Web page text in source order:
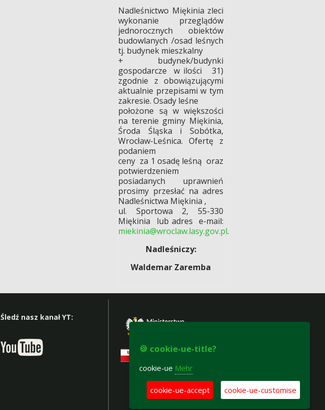
Nadleśnictwo Miękinia zleci
wykonanie przeglądów
jednorocznych obiektów
budowlanych /osad leśnych
tj. budynek mieszkalny
+ budynek/budynki
gospodarcze
w ilości
31)
zgodnie z obowiązującymi
aktualnie przepisami w tym
zakresie. Osady leśne
położone są w większości
na terenie gminy Miękinia,
Środa Śląska i Sobótka,
Wrocław-Leśnica. Ofertę z
podaniem
ceny za 1 osadę leśną oraz
potwierdzeniem
posiadanych uprawnień
prosimy przesłać na adres
Nadleśnictwa Miękinia ,
ul. Sportowa 2, 55-330
Miękinia
lub adres e-mail:
miekinia@wroclaw.lasy.gov.pl.
Nadleśniczy:
Waldemar Zaremba
Śledź nasz kanał YT:
🍪 cookie-ue-title?
cookie-ue Mehr
cookie-ue-accept cookie-ue-customise